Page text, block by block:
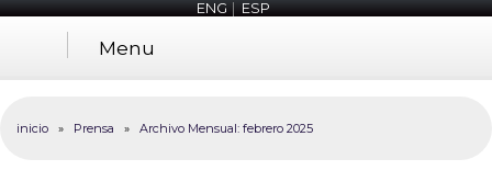
ENG|ESP
Menu
inicio » Prensa » Archivo Mensual: febrero 2025